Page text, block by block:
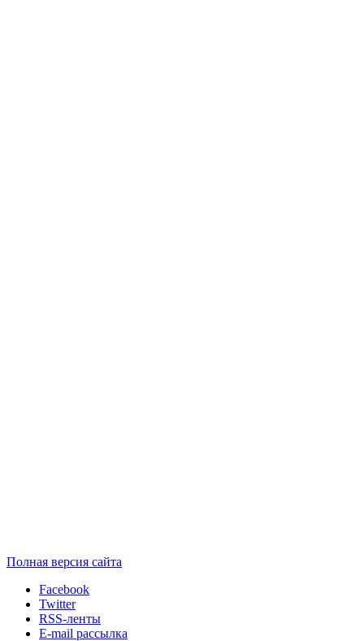
Полная версия сайта
Facebook
Twitter
RSS-ленты
E-mail рассылка